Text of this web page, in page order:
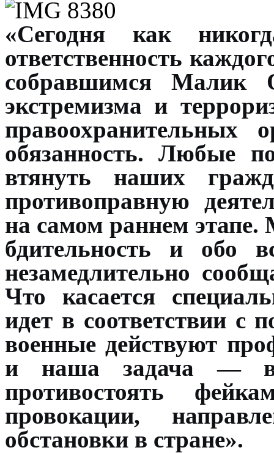
«Сегодня как
ответственность
собравшимся Малик
экстремизма и
обязанность. Любые
втянуть наших
противоправную
на самом раннем
бдительность и обо
незамедлительно
Что касается
идет в соответствии
военные действуют
и наша задача —
противостоять
провокации,
обстановки в стране».